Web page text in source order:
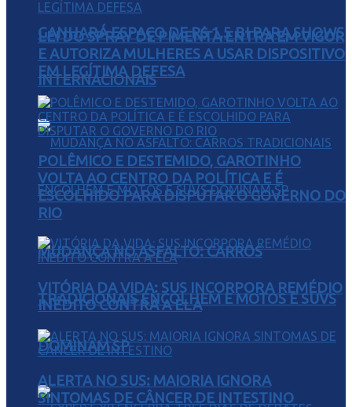
GANHARÁ ESPAÇO DE R$ 1,5 BI PARA SHOWS
INTERNACIONAIS
MUDANÇA NO ASFALTO: CARROS
TRADICIONAIS ENCOLHEM E MOTOS E SUVS
DOMINAM SP
LEI DO SPRAY DE PIMENTA ENTRA EM VIGOR
E AUTORIZA MULHERES A USAR DISPOSITIVO
EM LEGÍTIMA DEFESA
POLÊMICO E DESTEMIDO, GAROTINHO
VOLTA AO CENTRO DA POLÍTICA E É
ESCOLHIDO PARA DISPUTAR O GOVERNO DO
RIO
VITÓRIA DA VIDA: SUS INCORPORA REMÉDIO
INÉDITO CONTRA A ELA
ALERTA NO SUS: MAIORIA IGNORA
SINTOMAS DE CÂNCER DE INTESTINO